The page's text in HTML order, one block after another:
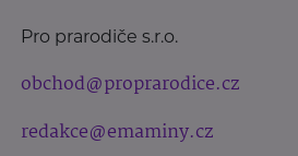
Pro prarodiče s.r.o.
obchod@proprarodice.cz
redakce@emaminy.cz